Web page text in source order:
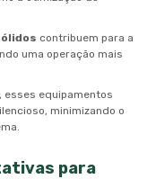
contribuem para a
uma operação mais
esses equipamentos
minimizando o
para